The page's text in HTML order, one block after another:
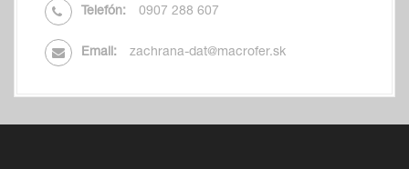
Telefón: 0907 288 607
Email: zachrana-dat@macrofer.sk